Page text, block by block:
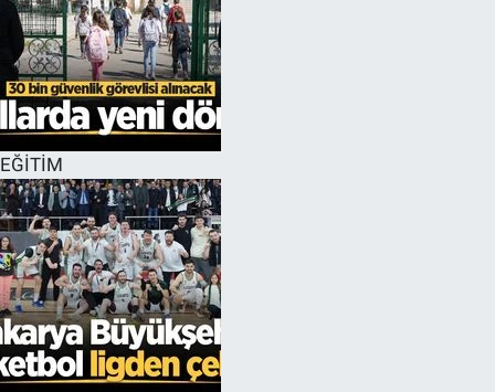
EĞİTİM